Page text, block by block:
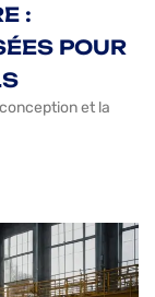
:
POUR
et la